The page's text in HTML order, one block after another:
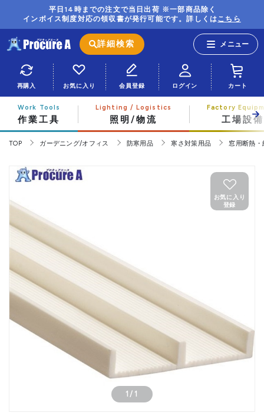
平日14時までの注文で当日出荷 ※一部商品除く
インボイス制度対応の領収書が発行可能です。詳しくはこちら
詳細検索
再購入 お気に入り 会員登録 ログイン カート
作業工具 照明/物流 工場設備
TOP ガーデニング/オフィス 防寒用品 寒さ対策用品 窓用断熱
1 / 1
お気に入り
登録